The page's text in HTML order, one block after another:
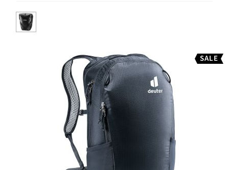
SALE